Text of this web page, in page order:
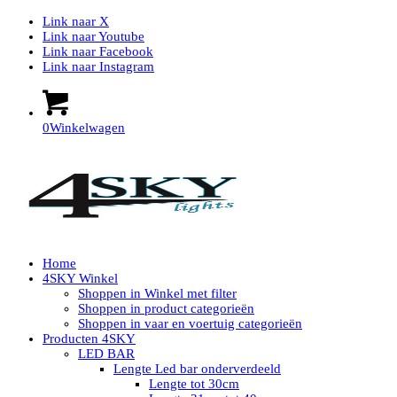
Link naar X
Link naar Youtube
Link naar Facebook
Link naar Instagram
0Winkelwagen
Home
4SKY Winkel
Shoppen in Winkel met filter
Shoppen in product categorieën
Shoppen in vaar en voertuig categorieën
Producten 4SKY
LED BAR
Lengte Led bar onderverdeeld
Lengte tot 30cm